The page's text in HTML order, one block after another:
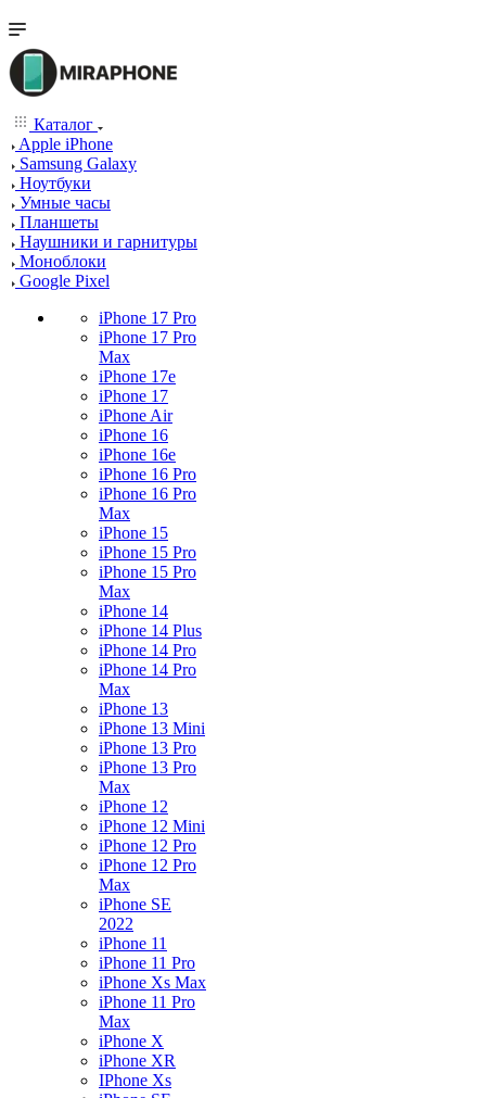
Каталог
Apple iPhone
Samsung Galaxy
Ноутбуки
Умные часы
Планшеты
Наушники и гарнитуры
Моноблоки
Google Pixel
iPhone 17 Pro
iPhone 17 Pro
Max
iPhone 17e
iPhone 17
iPhone Air
iPhone 16
iPhone 16e
iPhone 16 Pro
iPhone 16 Pro
Max
iPhone 15
iPhone 15 Pro
iPhone 15 Pro
Max
iPhone 14
iPhone 14 Plus
iPhone 14 Pro
iPhone 14 Pro
Max
iPhone 13
iPhone 13 Mini
iPhone 13 Pro
iPhone 13 Pro
Max
iPhone 12
iPhone 12 Mini
iPhone 12 Pro
iPhone 12 Pro
Max
iPhone SE
2022
iPhone 11
iPhone 11 Pro
iPhone Xs Max
iPhone 11 Pro
Max
iPhone X
iPhone XR
IPhone Xs